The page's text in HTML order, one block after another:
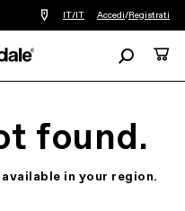
Trova
un
vicino
IT/IT Accedi/Registrati
Ricerca
found.
in your region.